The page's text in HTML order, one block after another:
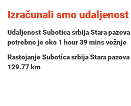
Izračunali smo udaljenost
Udaljenost Subotica srbija Stara
potrebno je oko 1 hour 39 minsvožnje
Rastojanje Subotica srbija Stara
129.77 km